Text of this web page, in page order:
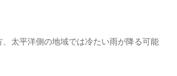
、太平洋側の地域では冷たい雨が降る可能